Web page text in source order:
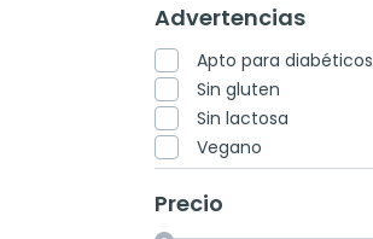
Advertencias
Apto para diabéticos
Sin gluten
Sin lactosa
Vegano
Precio